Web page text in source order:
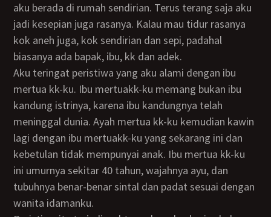
aku berada di rumah sendirian. Terus terang saja aku
jadi kesepian juga rasanya. Kalau mau tidur rasanya
kok aneh juga, kok sendirian dan sepi, padahal
biasanya ada bapak, ibu, kk dan adek.
Aku teringat peristiwa yang aku alami dengan ibu
mertua kk-ku. Ibu mertuakk-ku memang bukan ibu
kandung istrinya, karena ibu kandungnya telah
meninggal dunia. Ayah mertua kk-ku kemudian kawin
lagi dengan ibu mertuakk-ku yang sekarang ini dan
kebetulan tidak mempunyai anak. Ibu mertua kk-ku
ini umurnya sekitar 40 tahun, wajahnya ayu, dan
tubuhnya benar-benar sintal dan padat sesuai dengan
wanita idamanku.